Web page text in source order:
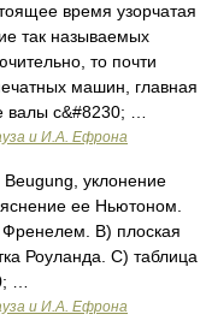
время узорчатая
так называемых
то почти
машин, главная
валы с&#8230; …
и И.А. Ефрона
уклонение
ее Ньютоном.
В) плоская
Роуланда. С) таблица
…
и И.А. Ефрона